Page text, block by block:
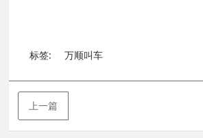
标签: 万顺叫车
上一篇